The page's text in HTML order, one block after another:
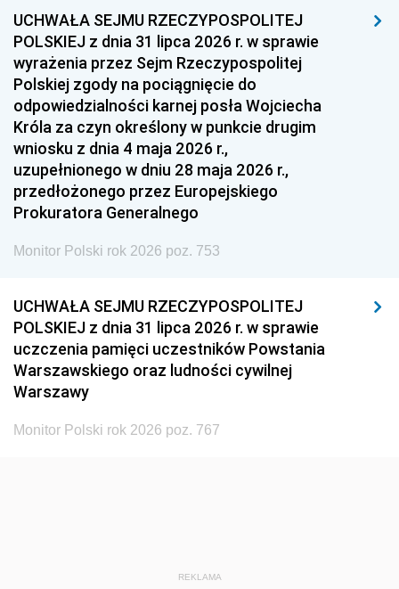
1954 1953 1952
1951 1950 1949
1948 1947
1939 1938 1937
1936 1930
UCHWAŁA SEJMU RZECZYPOSPOLITEJ
POLSKIEJ z dnia 31 lipca 2026 r. w sprawie
wyrażenia przez Sejm Rzeczypospolitej
Polskiej zgody na pociągnięcie do
odpowiedzialności karnej posła Wojciecha
Króla za czyn określony w punkcie drugim
wniosku z dnia 4 maja 2026 r.,
uzupełnionego w dniu 28 maja 2026 r.,
przedłożonego przez Europejskiego
Prokuratora Generalnego
Monitor Polski rok 2026 poz. 753
UCHWAŁA SEJMU RZECZYPOSPOLITEJ
POLSKIEJ z dnia 31 lipca 2026 r. w sprawie
uczczenia pamięci uczestników Powstania
Warszawskiego oraz ludności cywilnej
Warszawy
Monitor Polski rok 2026 poz. 767
REKLAMA